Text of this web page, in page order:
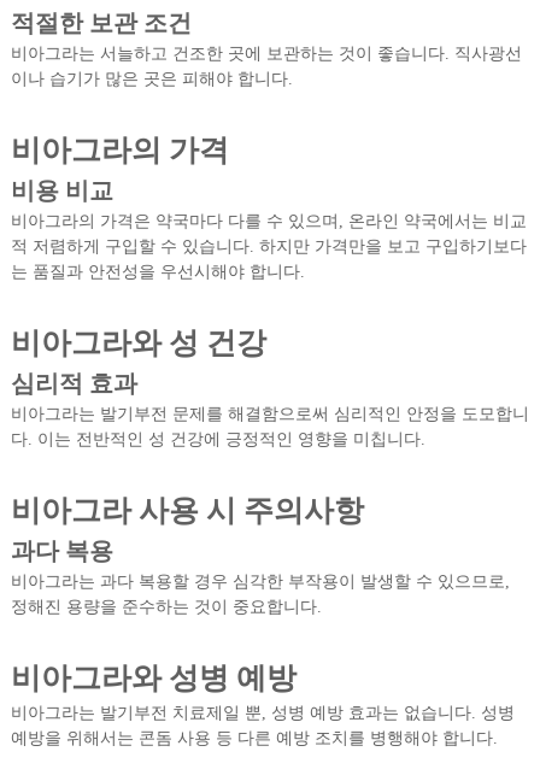
적절한 보관 조건
비아그라는 서늘하고 건조한 곳에 보관하는 것이 좋습니다. 직사광선
이나 습기가 많은 곳은 피해야 합니다.
비아그라의 가격
비용 비교
비아그라의 가격은 약국마다 다를 수 있으며, 온라인 약국에서는 비교
적 저렴하게 구입할 수 있습니다. 하지만 가격만을 보고 구입하기보다
는 품질과 안전성을 우선시해야 합니다.
비아그라와 성 건강
심리적 효과
비아그라는 발기부전 문제를 해결함으로써 심리적인 안정을 도모합니
다. 이는 전반적인 성 건강에 긍정적인 영향을 미칩니다.
비아그라 사용 시 주의사항
과다 복용
비아그라는 과다 복용할 경우 심각한 부작용이 발생할 수 있으므로,
정해진 용량을 준수하는 것이 중요합니다.
비아그라와 성병 예방
비아그라는 발기부전 치료제일 뿐, 성병 예방 효과는 없습니다. 성병
예방을 위해서는 콘돔 사용 등 다른 예방 조치를 병행해야 합니다.